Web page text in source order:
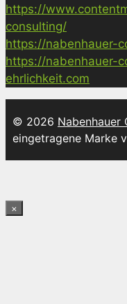
https://
consulting/
https://nabenhauer-
https://nabenhauer-
ehrlichkeit.com
© 2026 Nabenhauer
eingetragene Marke
×